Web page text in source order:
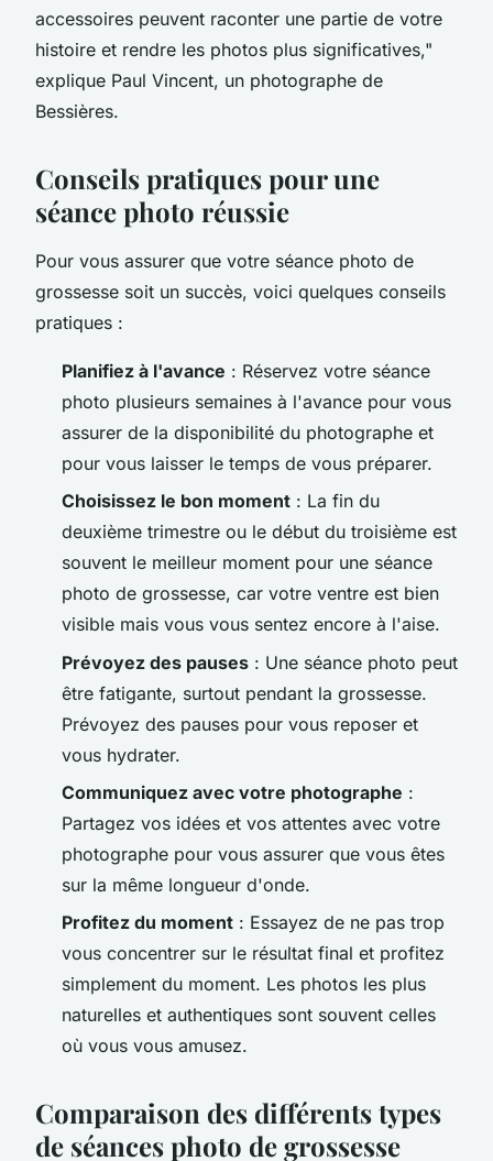
accessoires peuvent raconter une partie de votre
histoire et rendre les photos plus significatives,"
explique Paul Vincent, un photographe de
Bessières.
Conseils pratiques pour une
séance photo réussie
Pour vous assurer que votre séance photo de
grossesse soit un succès, voici quelques conseils
pratiques :
Planifiez à l'avance : Réservez votre séance
photo plusieurs semaines à l'avance pour vous
assurer de la disponibilité du photographe et
pour vous laisser le temps de vous préparer.
Choisissez le bon moment : La fin du
deuxième trimestre ou le début du troisième est
souvent le meilleur moment pour une séance
photo de grossesse, car votre ventre est bien
visible mais vous vous sentez encore à l'aise.
Prévoyez des pauses : Une séance photo peut
être fatigante, surtout pendant la grossesse.
Prévoyez des pauses pour vous reposer et
vous hydrater.
Communiquez avec votre photographe :
Partagez vos idées et vos attentes avec votre
photographe pour vous assurer que vous êtes
sur la même longueur d'onde.
Profitez du moment : Essayez de ne pas trop
vous concentrer sur le résultat final et profitez
simplement du moment. Les photos les plus
naturelles et authentiques sont souvent celles
où vous vous amusez.
Comparaison des différents types
de séances photo de grossesse